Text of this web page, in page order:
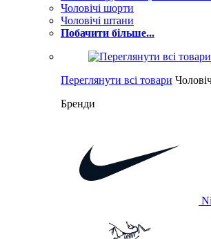
Чоловічі шорти
Чоловічі штани
Побачити більше...
Переглянути всі товари
Бренди